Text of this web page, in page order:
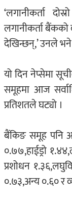
‘लगानीकर्ता
लगानीकर्ता बैंकको
देखिन्छन्,’ उनले भने
यो दिन नेप्सेमा
समूहमा आज
प्रतिशतले घट्यो ।
बैंकिङ समूह पनि
०.७७,हाईड्रो
प्रशोधन
०.७३,अन्य ०.६० र